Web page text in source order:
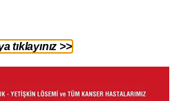
tıklayınız >>